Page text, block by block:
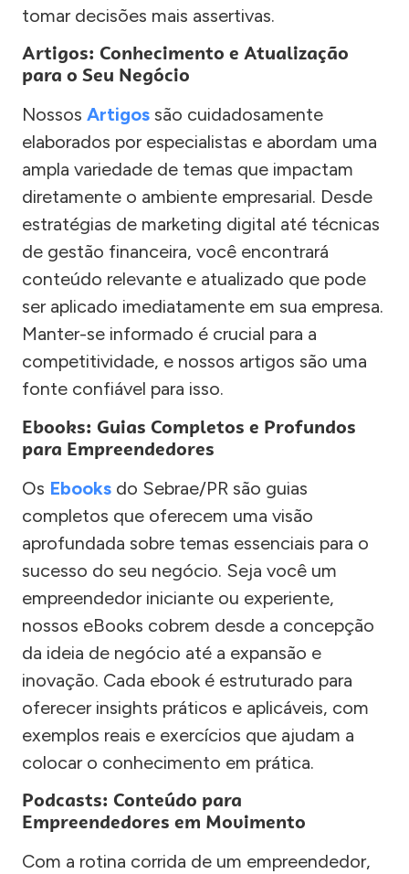
tomar decisões mais assertivas.
Artigos: Conhecimento e Atualização
para o Seu Negócio
Nossos Artigos são cuidadosamente
elaborados por especialistas e abordam uma
ampla variedade de temas que impactam
diretamente o ambiente empresarial. Desde
estratégias de marketing digital até técnicas
de gestão financeira, você encontrará
conteúdo relevante e atualizado que pode
ser aplicado imediatamente em sua empresa.
Manter-se informado é crucial para a
competitividade, e nossos artigos são uma
fonte confiável para isso.
Ebooks: Guias Completos e Profundos
para Empreendedores
Os Ebooks do Sebrae/PR são guias
completos que oferecem uma visão
aprofundada sobre temas essenciais para o
sucesso do seu negócio. Seja você um
empreendedor iniciante ou experiente,
nossos eBooks cobrem desde a concepção
da ideia de negócio até a expansão e
inovação. Cada ebook é estruturado para
oferecer insights práticos e aplicáveis, com
exemplos reais e exercícios que ajudam a
colocar o conhecimento em prática.
Podcasts: Conteúdo para
Empreendedores em Movimento
Com a rotina corrida de um empreendedor,